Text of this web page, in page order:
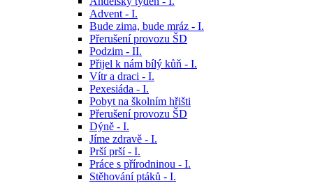
Advent - I.
Bude zima, bude mráz - I.
Přerušení provozu ŠD
Podzim - II.
Přijel k nám bílý kůň - I.
Vítr a draci - I.
Pexesiáda - I.
Pobyt na školním hřišti
Přerušení provozu ŠD
Dýně - I.
Jíme zdravě - I.
Prší prší - I.
Práce s přírodninou - I.
Stěhování ptáků - I.